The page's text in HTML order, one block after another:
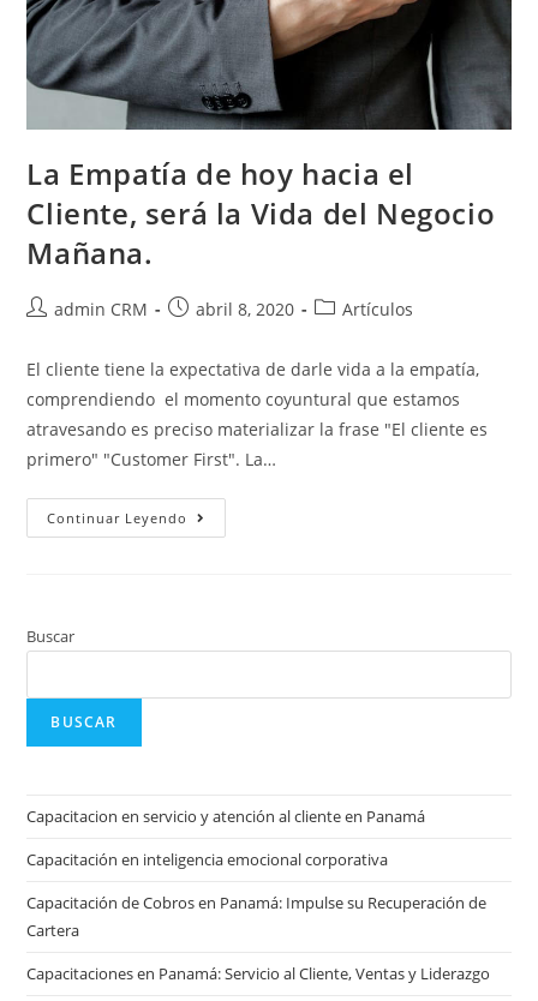
La Empatía de hoy hacia el
Cliente, será la Vida del Negocio
Mañana.
admin CRM abril 8, 2020 Artículos
El cliente tiene la expectativa de darle vida a la empatía,
comprendiendo el momento coyuntural que estamos
atravesando es preciso materializar la frase "El cliente es
primero" "Customer First". La…
Continuar Leyendo
Buscar
BUSCAR
Capacitacion en servicio y atención al cliente en Panamá
Capacitación en inteligencia emocional corporativa
Capacitación de Cobros en Panamá: Impulse su Recuperación de
Cartera
Capacitaciones en Panamá: Servicio al Cliente, Ventas y Liderazgo